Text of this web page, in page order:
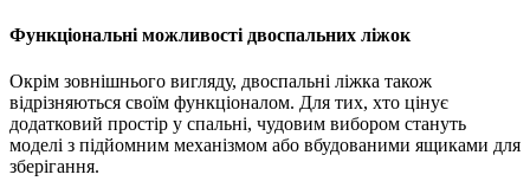
Функціональні можливості двоспальних ліжок
Окрім зовнішнього вигляду, двоспальні ліжка також
відрізняються своїм функціоналом. Для тих, хто цінує
додатковий простір у спальні, чудовим вибором стануть
моделі з підйомним механізмом або вбудованими ящиками для
зберігання.